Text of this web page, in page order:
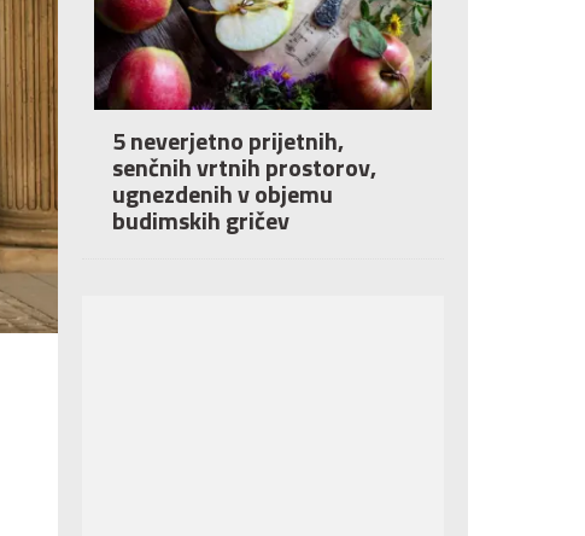
5 neverjetno prijetnih,
senčnih vrtnih prostorov,
ugnezdenih v objemu
budimskih gričev